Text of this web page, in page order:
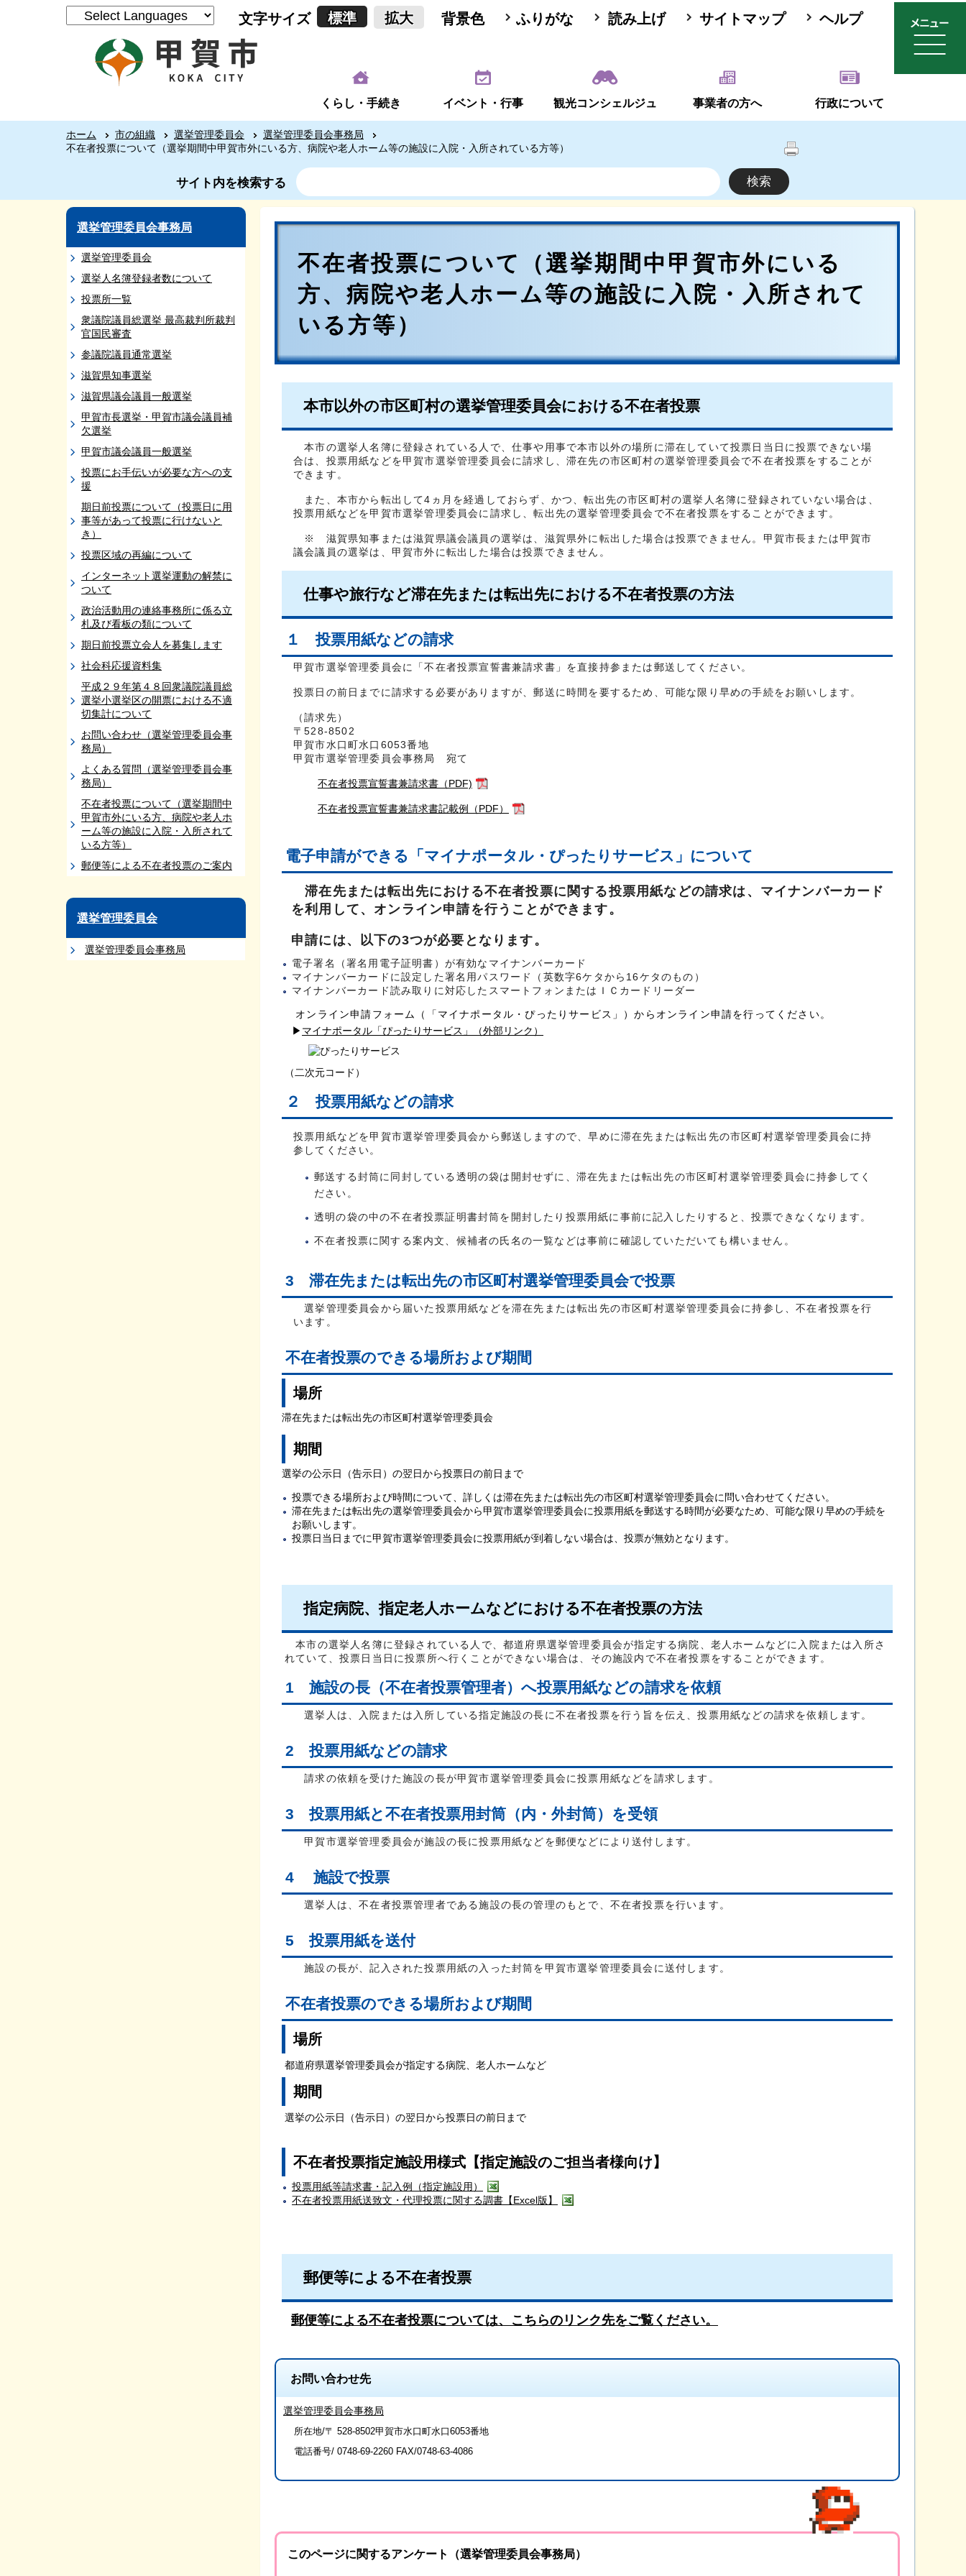
文字サイズ 標準 拡大 背景色 ふりがな 読み上げ サイトマップ ヘルプ
くらし・手続き イベント・行事 観光コンシェルジュ 事業者の方へ 行政について
ホーム 市の組織 選挙管理委員会
選挙管理委員会事務局
不在者投票について（選挙期間中甲賀市外にいる方、病院や老人ホーム等の施設に入院・入所されている方等）
サイト内を検索する
選挙管理委員会事務局
選挙管理委員会
選挙人名簿登録者数について
投票所一覧
衆議院議員総選挙 最高裁判所裁判
官国民審査
参議院議員通常選挙
滋賀県知事選挙
滋賀県議会議員一般選挙
甲賀市長選挙・甲賀市議会議員補
欠選挙
甲賀市議会議員一般選挙
投票にお手伝いが必要な方への支
援
期日前投票について（投票日に用
事等があって投票に行けないと
き）
投票区域の再編について
インターネット選挙運動の解禁に
ついて
政治活動用の連絡事務所に係る立
札及び看板の類について
期日前投票立会人を募集します
社会科応援資料集
平成２９年第４８回衆議院議員総
選挙小選挙区の開票における不適
切集計について
お問い合わせ（選挙管理委員会事
務局）
よくある質問（選挙管理委員会事
務局）
不在者投票について（選挙期間中
甲賀市外にいる方、病院や老人ホ
ーム等の施設に入院・入所されて
いる方等）
郵便等による不在者投票のご案内
選挙管理委員会
選挙管理委員会事務局
不在者投票について（選挙期間中甲賀市外にいる
方、病院や老人ホーム等の施設に入院・入所されて
いる方等）
本市以外の市区町村の選挙管理委員会における不在者投票
本市の選挙人名簿に登録されている人で、仕事や用事で本市以外の場所に滞在していて投票日当日に投票できない場
合は、投票用紙などを甲賀市選挙管理委員会に請求し、滞在先の市区町村の選挙管理委員会で不在者投票をすることが
できます。
また、本市から転出して4ヵ月を経過しておらず、かつ、転出先の市区町村の選挙人名簿に登録されていない場合は、
投票用紙などを甲賀市選挙管理委員会に請求し、転出先の選挙管理委員会で不在者投票をすることができます。
※ 滋賀県知事または滋賀県議会議員の選挙は、滋賀県外に転出した場合は投票できません。甲賀市長または甲賀市
議会議員の選挙は、甲賀市外に転出した場合は投票できません。
仕事や旅行など滞在先または転出先における不在者投票の方法
１ 投票用紙などの請求
甲賀市選挙管理委員会に「不在者投票宣誓書兼請求書」を直接持参または郵送してください。
投票日の前日までに請求する必要がありますが、郵送に時間を要するため、可能な限り早めの手続をお願いします。
（請求先）
〒528-8502
甲賀市水口町水口6053番地
甲賀市選挙管理委員会事務局 宛て
不在者投票宣誓書兼請求書（PDF)
不在者投票宣誓書兼請求書記載例（PDF）
電子申請ができる「マイナポータル・ぴったりサービス」について
滞在先または転出先における不在者投票に関する投票用紙などの請求は、マイナンバーカード
を利用して、オンライン申請を行うことができます。
申請には、以下の3つが必要となります。
電子署名（署名用電子証明書）が有効なマイナンバーカード
マイナンバーカードに設定した署名用パスワード（英数字6ケタから16ケタのもの）
マイナンバーカード読み取りに対応したスマートフォンまたはＩＣカードリーダー
オンライン申請フォーム（「マイナポータル・ぴったりサービス」）からオンライン申請を行ってください。
▶ マイナポータル「ぴったりサービス」（外部リンク）
（二次元コード）
２ 投票用紙などの請求
投票用紙などを甲賀市選挙管理委員会から郵送しますので、早めに滞在先または転出先の市区町村選挙管理委員会に持
参してください。
郵送する封筒に同封している透明の袋は開封せずに、滞在先または転出先の市区町村選挙管理委員会に持参してく
ださい。
透明の袋の中の不在者投票証明書封筒を開封したり投票用紙に事前に記入したりすると、投票できなくなります。
不在者投票に関する案内文、候補者の氏名の一覧などは事前に確認していただいても構いません。
3 滞在先または転出先の市区町村選挙管理委員会で投票
選挙管理委員会から届いた投票用紙などを滞在先または転出先の市区町村選挙管理委員会に持参し、不在者投票を行
います。
不在者投票のできる場所および期間
場所
滞在先または転出先の市区町村選挙管理委員会
期間
選挙の公示日（告示日）の翌日から投票日の前日まで
投票できる場所および時間について、詳しくは滞在先または転出先の市区町村選挙管理委員会に問い合わせてください。
滞在先または転出先の選挙管理委員会から甲賀市選挙管理委員会に投票用紙を郵送する時間が必要なため、可能な限り早めの手続を
お願いします。
投票日当日までに甲賀市選挙管理委員会に投票用紙が到着しない場合は、投票が無効となります。
指定病院、指定老人ホームなどにおける不在者投票の方法
本市の選挙人名簿に登録されている人で、都道府県選挙管理委員会が指定する病院、老人ホームなどに入院または入所さ
れていて、投票日当日に投票所へ行くことができない場合は、その施設内で不在者投票をすることができます。
1 施設の長（不在者投票管理者）へ投票用紙などの請求を依頼
選挙人は、入院または入所している指定施設の長に不在者投票を行う旨を伝え、投票用紙などの請求を依頼します。
2 投票用紙などの請求
請求の依頼を受けた施設の長が甲賀市選挙管理委員会に投票用紙などを請求します。
3 投票用紙と不在者投票用封筒（内・外封筒）を受領
甲賀市選挙管理委員会が施設の長に投票用紙などを郵便などにより送付します。
4 施設で投票
選挙人は、不在者投票管理者である施設の長の管理のもとで、不在者投票を行います。
5 投票用紙を送付
施設の長が、記入された投票用紙の入った封筒を甲賀市選挙管理委員会に送付します。
不在者投票のできる場所および期間
場所
都道府県選挙管理委員会が指定する病院、老人ホームなど
期間
選挙の公示日（告示日）の翌日から投票日の前日まで
不在者投票指定施設用様式【指定施設のご担当者様向け】
投票用紙等請求書・記入例（指定施設用）
不在者投票用紙送致文・代理投票に関する調書【Excel版】
郵便等による不在者投票
郵便等による不在者投票については、こちらのリンク先をご覧ください。
お問い合わせ先
選挙管理委員会事務局
所在地/〒 528-8502甲賀市水口町水口6053番地
電話番号/ 0748-69-2260 FAX/0748-63-4086
このページに関するアンケート（選挙管理委員会事務局）